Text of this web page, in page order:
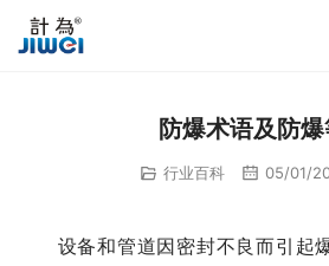
防爆术语及防
行业百科 05/01/
设备和管道因密封不良而引起